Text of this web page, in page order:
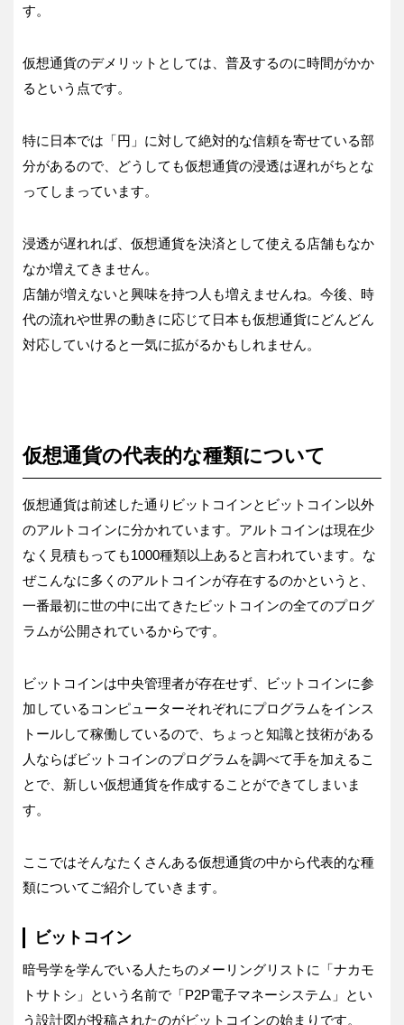
す。
仮想通貨のデメリットとしては、普及するのに時間がかか
るという点です。
特に日本では「円」に対して絶対的な信頼を寄せている部
分があるので、どうしても仮想通貨の浸透は遅れがちとな
ってしまっています。
浸透が遅れれば、仮想通貨を決済として使える店舗もなか
なか増えてきません。
店舗が増えないと興味を持つ人も増えませんね。今後、時
代の流れや世界の動きに応じて日本も仮想通貨にどんどん
対応していけると一気に拡がるかもしれません。
仮想通貨の代表的な種類について
仮想通貨は前述した通りビットコインとビットコイン以外
のアルトコインに分かれています。アルトコインは現在少
なく見積もっても1000種類以上あると言われています。な
ぜこんなに多くのアルトコインが存在するのかというと、
一番最初に世の中に出てきたビットコインの全てのプログ
ラムが公開されているからです。
ビットコインは中央管理者が存在せず、ビットコインに参
加しているコンピューターそれぞれにプログラムをインス
トールして稼働しているので、ちょっと知識と技術がある
人ならばビットコインのプログラムを調べて手を加えるこ
とで、新しい仮想通貨を作成することができてしまいま
す。
ここではそんなたくさんある仮想通貨の中から代表的な種
類についてご紹介していきます。
ビットコイン
暗号学を学んでいる人たちのメーリングリストに「ナカモ
トサトシ」という名前で「P2P電子マネーシステム」とい
う設計図が投稿されたのがビットコインの始まりです。